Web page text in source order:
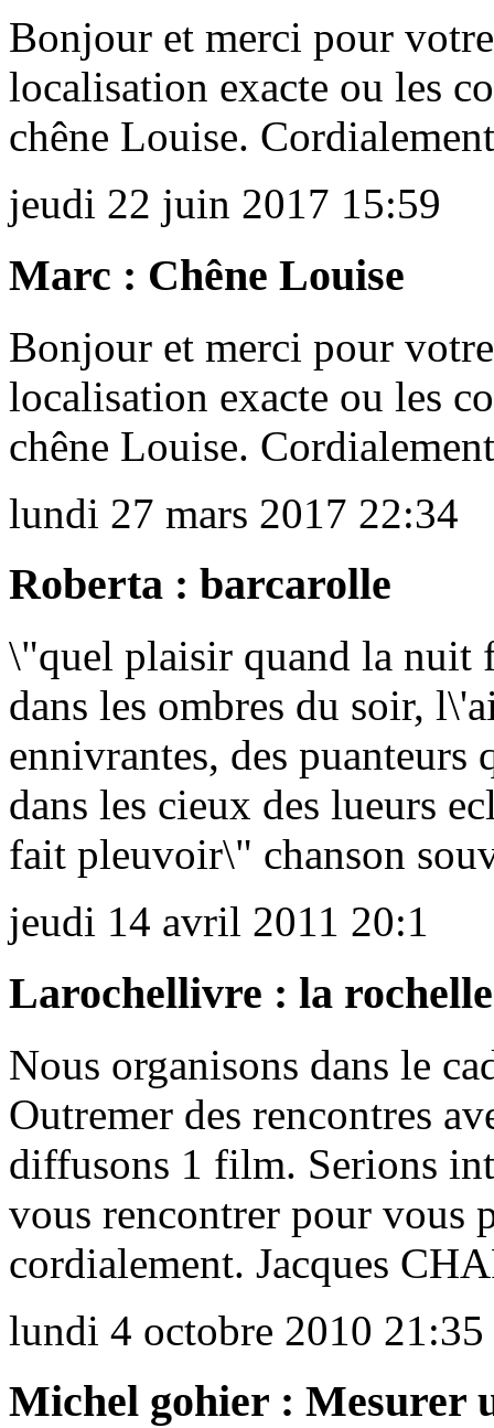
Bonjour et merci pour
localisation exacte ou les
chêne Louise.
jeudi 22 juin 2017 15:59
Marc : Chêne Louise
Bonjour et merci pour
localisation exacte ou les
chêne Louise.
lundi 27 mars 2017 22:34
Roberta : barcarolle
\"quel plaisir quand la nuit
dans les ombres du soir,
ennivrantes, des
dans les cieux des lueurs
fait pleuvoir\" chanson
jeudi 14 avril 2011 20:1
Larochellivre : la rochelle
Nous organisons dans le
Outremer des rencontres
diffusons 1 film. Serions
vous rencontrer pour vous
cordialement. Jacques
lundi 4 octobre 2010 21:35
Michel gohier : Mesurer